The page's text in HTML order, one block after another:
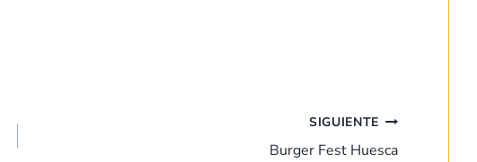
SIGUIENTE
Burger Fest Huesca